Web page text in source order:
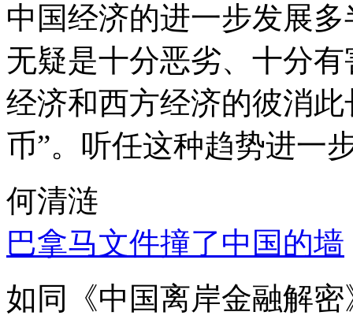
中国经济的进一步发展
无疑是十分恶劣、十分
经济和西方经济的彼消
币”。听任这种趋势进一
何清涟
巴拿马文件撞了中国的墙
如同《中国离岸金融解